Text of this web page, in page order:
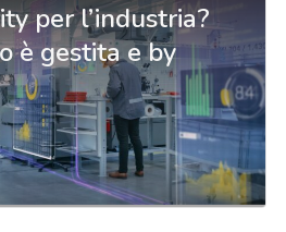
per l’industria?
è gestita e by